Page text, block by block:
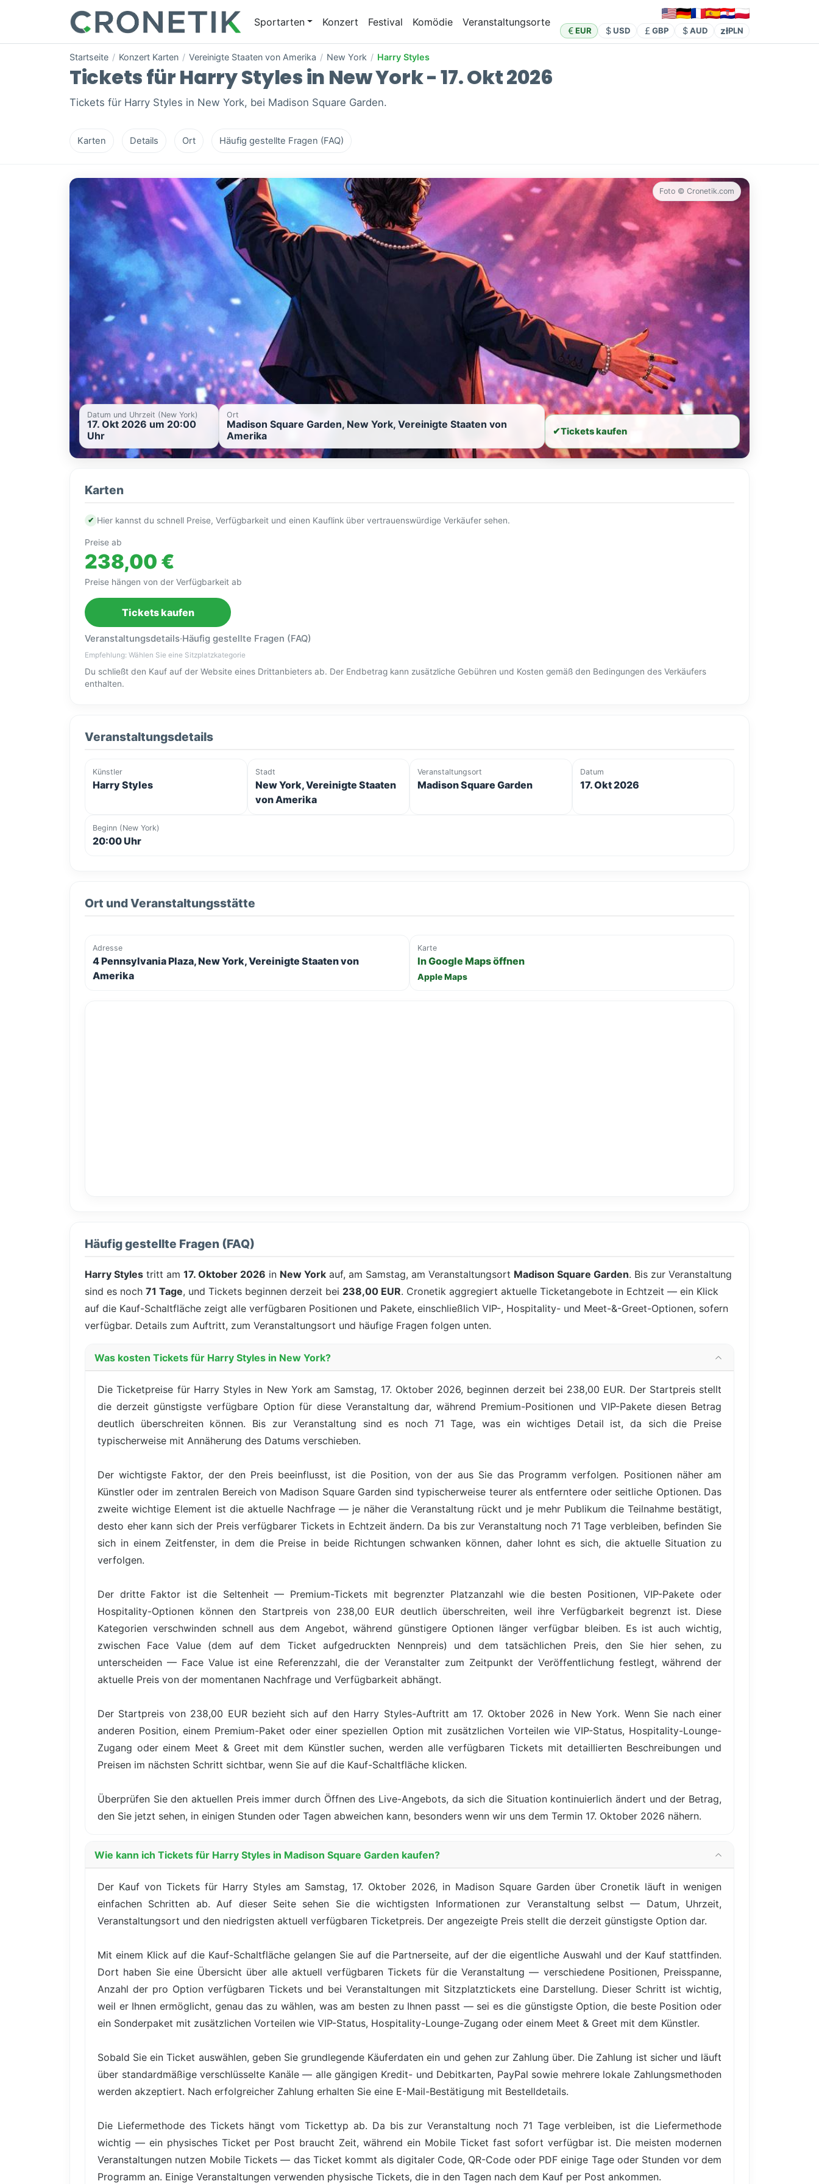
Sportarten Konzert Festival Komödie Veranstaltungsorte
EUR USD GBP AUD złPLN
Startseite / Konzert Karten / Vereinigte Staaten von Amerika / New York / Harry Styles
Tickets für Harry Styles in New York - 17. Okt 2026
Tickets für Harry Styles in New York, bei Madison Square Garden.
Karten Details Ort Häufig gestellte Fragen (FAQ)
Foto © Cronetik.com
Datum und Uhrzeit (New York)
17. Okt 2026 um 20:00
Uhr
Ort
Madison Square Garden, New York, Vereinigte Staaten von
Amerika
✔Tickets kaufen
Karten
✔ Hier kannst du schnell Preise, Verfügbarkeit und einen Kauflink über vertrauenswürdige Verkäufer sehen.
Preise ab
238,00 €
Preise hängen von der Verfügbarkeit ab
Tickets kaufen
Veranstaltungsdetails·Häufig gestellte Fragen (FAQ)
Empfehlung: Wählen Sie eine Sitzplatzkategorie
Du schließt den Kauf auf der Website eines Drittanbieters ab. Der Endbetrag kann zusätzliche Gebühren und Kosten gemäß den Bedingungen des Verkäufers
enthalten.
Veranstaltungsdetails
Künstler
Harry Styles
Stadt
New York, Vereinigte Staaten
von Amerika
Veranstaltungsort
Madison Square Garden
Datum
17. Okt 2026
Beginn (New York)
20:00 Uhr
Ort und Veranstaltungsstätte
Adresse
4 Pennsylvania Plaza, New York, Vereinigte Staaten von
Amerika
Karte
In Google Maps öffnen
Apple Maps
Häufig gestellte Fragen (FAQ)
Harry Styles tritt am 17. Oktober 2026 in New York auf, am Samstag, am Veranstaltungsort Madison Square Garden. Bis zur Veranstaltung
sind es noch 71 Tage, und Tickets beginnen derzeit bei 238,00 EUR. Cronetik aggregiert aktuelle Ticketangebote in Echtzeit — ein Klick
auf die Kauf-Schaltfläche zeigt alle verfügbaren Positionen und Pakete, einschließlich VIP-, Hospitality- und Meet-&-Greet-Optionen, sofern
verfügbar. Details zum Auftritt, zum Veranstaltungsort und häufige Fragen folgen unten.
Was kosten Tickets für Harry Styles in New York?
Die Ticketpreise für Harry Styles in New York am Samstag, 17. Oktober 2026, beginnen derzeit bei 238,00 EUR. Der Startpreis stellt
die derzeit günstigste verfügbare Option für diese Veranstaltung dar, während Premium-Positionen und VIP-Pakete diesen Betrag
deutlich überschreiten können. Bis zur Veranstaltung sind es noch 71 Tage, was ein wichtiges Detail ist, da sich die Preise
typischerweise mit Annäherung des Datums verschieben.
Der wichtigste Faktor, der den Preis beeinflusst, ist die Position, von der aus Sie das Programm verfolgen. Positionen näher am
Künstler oder im zentralen Bereich von Madison Square Garden sind typischerweise teurer als entferntere oder seitliche Optionen. Das
zweite wichtige Element ist die aktuelle Nachfrage — je näher die Veranstaltung rückt und je mehr Publikum die Teilnahme bestätigt,
desto eher kann sich der Preis verfügbarer Tickets in Echtzeit ändern. Da bis zur Veranstaltung noch 71 Tage verbleiben, befinden Sie
sich in einem Zeitfenster, in dem die Preise in beide Richtungen schwanken können, daher lohnt es sich, die aktuelle Situation zu
verfolgen.
Der dritte Faktor ist die Seltenheit — Premium-Tickets mit begrenzter Platzanzahl wie die besten Positionen, VIP-Pakete oder
Hospitality-Optionen können den Startpreis von 238,00 EUR deutlich überschreiten, weil ihre Verfügbarkeit begrenzt ist. Diese
Kategorien verschwinden schnell aus dem Angebot, während günstigere Optionen länger verfügbar bleiben. Es ist auch wichtig,
zwischen Face Value (dem auf dem Ticket aufgedruckten Nennpreis) und dem tatsächlichen Preis, den Sie hier sehen, zu
unterscheiden — Face Value ist eine Referenzzahl, die der Veranstalter zum Zeitpunkt der Veröffentlichung festlegt, während der
aktuelle Preis von der momentanen Nachfrage und Verfügbarkeit abhängt.
Der Startpreis von 238,00 EUR bezieht sich auf den Harry Styles-Auftritt am 17. Oktober 2026 in New York. Wenn Sie nach einer
anderen Position, einem Premium-Paket oder einer speziellen Option mit zusätzlichen Vorteilen wie VIP-Status, Hospitality-Lounge-
Zugang oder einem Meet & Greet mit dem Künstler suchen, werden alle verfügbaren Tickets mit detaillierten Beschreibungen und
Preisen im nächsten Schritt sichtbar, wenn Sie auf die Kauf-Schaltfläche klicken.
Überprüfen Sie den aktuellen Preis immer durch Öffnen des Live-Angebots, da sich die Situation kontinuierlich ändert und der Betrag,
den Sie jetzt sehen, in einigen Stunden oder Tagen abweichen kann, besonders wenn wir uns dem Termin 17. Oktober 2026 nähern.
Wie kann ich Tickets für Harry Styles in Madison Square Garden kaufen?
Der Kauf von Tickets für Harry Styles am Samstag, 17. Oktober 2026, in Madison Square Garden über Cronetik läuft in wenigen
einfachen Schritten ab. Auf dieser Seite sehen Sie die wichtigsten Informationen zur Veranstaltung selbst — Datum, Uhrzeit,
Veranstaltungsort und den niedrigsten aktuell verfügbaren Ticketpreis. Der angezeigte Preis stellt die derzeit günstigste Option dar.
Mit einem Klick auf die Kauf-Schaltfläche gelangen Sie auf die Partnerseite, auf der die eigentliche Auswahl und der Kauf stattfinden.
Dort haben Sie eine Übersicht über alle aktuell verfügbaren Tickets für die Veranstaltung — verschiedene Positionen, Preisspanne,
Anzahl der pro Option verfügbaren Tickets und bei Veranstaltungen mit Sitzplatztickets eine Darstellung. Dieser Schritt ist wichtig,
weil er Ihnen ermöglicht, genau das zu wählen, was am besten zu Ihnen passt — sei es die günstigste Option, die beste Position oder
ein Sonderpaket mit zusätzlichen Vorteilen wie VIP-Status, Hospitality-Lounge-Zugang oder einem Meet & Greet mit dem Künstler.
Sobald Sie ein Ticket auswählen, geben Sie grundlegende Käuferdaten ein und gehen zur Zahlung über. Die Zahlung ist sicher und läuft
über standardmäßige verschlüsselte Kanäle — alle gängigen Kredit- und Debitkarten, PayPal sowie mehrere lokale Zahlungsmethoden
werden akzeptiert. Nach erfolgreicher Zahlung erhalten Sie eine E-Mail-Bestätigung mit Bestelldetails.
Die Liefermethode des Tickets hängt vom Tickettyp ab. Da bis zur Veranstaltung noch 71 Tage verbleiben, ist die Liefermethode
wichtig — ein physisches Ticket per Post braucht Zeit, während ein Mobile Ticket fast sofort verfügbar ist. Die meisten modernen
Veranstaltungen nutzen Mobile Tickets — das Ticket kommt als digitaler Code, QR-Code oder PDF einige Tage oder Stunden vor dem
Programm an. Einige Veranstaltungen verwenden physische Tickets, die in den Tagen nach dem Kauf per Post ankommen.